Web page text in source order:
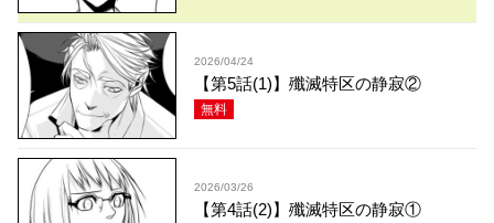
2026/04/24
【第5話(1)】殲滅特区の静寂②
無料
2026/03/26
【第4話(2)】殲滅特区の静寂①